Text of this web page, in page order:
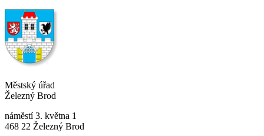
Městský úřad
Železný Brod
náměstí 3. května 1
468 22 Železný Brod